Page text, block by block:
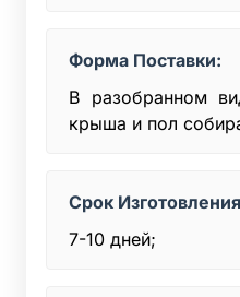
Форма Поставки:
В разобранном
крыша и пол
Срок
7-10 дней;